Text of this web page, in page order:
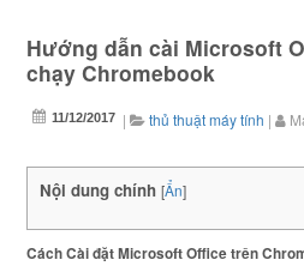
Hướng dẫn cài Microsoft
chạy Chromebook
11/12/2017 | thủ thuật máy tính |
Nội dung chính [Ẩn]
Cách Cài đặt Microsoft Office trên